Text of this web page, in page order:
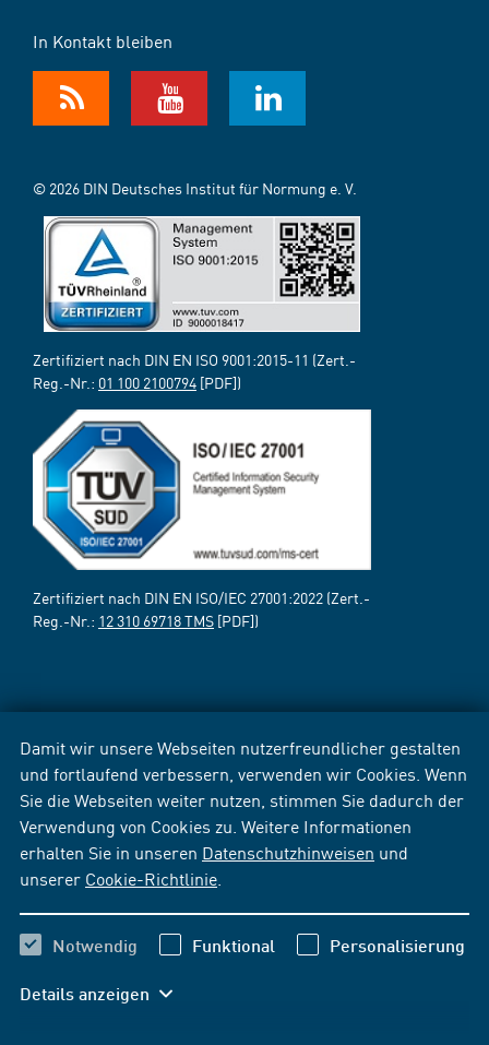
Damit wir unsere Webseiten nutzerfreundlicher gestalten
und fortlaufend verbessern, verwenden wir Cookies. Wenn
Sie die Webseiten weiter nutzen, stimmen Sie dadurch der
Verwendung von Cookies zu. Weitere Informationen
erhalten Sie in unseren Datenschutzhinweisen und
unserer Cookie-Richtlinie
Notwendig Funktional Personalisierung
Details anzeigen
In Kontakt bleiben
© 2026 DIN Deutsches Institut für Normung e. V.
Zertifiziert nach DIN EN ISO 9001:2015-11 (Zert.-
Reg.-Nr.: 01 100 2100794 [PDF])
Zertifiziert nach DIN EN ISO/IEC 27001:2022 (Zert.-
Reg.-Nr.: 12 310 69718 TMS [PDF])